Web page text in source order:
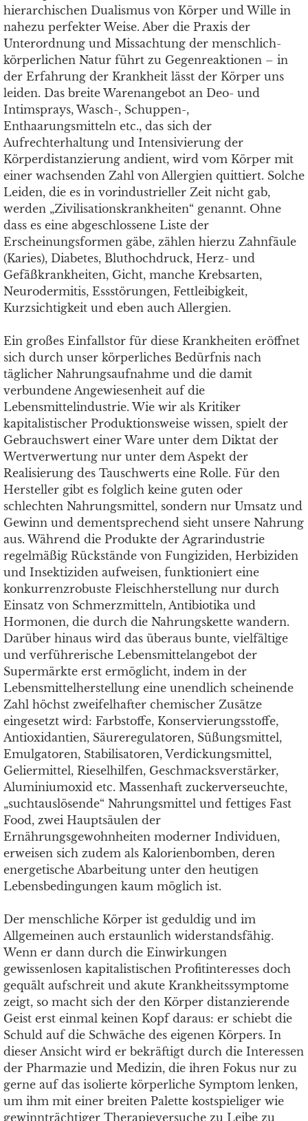
hierarchischen Dualismus von Körper und Wille in
nahezu perfekter Weise. Aber die Praxis der
Unterordnung und Missachtung der menschlich-
körperlichen Natur führt zu Gegenreaktionen – in
der Erfahrung der Krankheit lässt der Körper uns
leiden. Das breite Warenangebot an Deo- und
Intimsprays, Wasch-, Schuppen-,
Enthaarungsmitteln etc., das sich der
Aufrechterhaltung und Intensivierung der
Körperdistanzierung andient, wird vom Körper mit
einer wachsenden Zahl von Allergien quittiert. Solche
Leiden, die es in vorindustrieller Zeit nicht gab,
werden „Zivilisationskrankheiten“ genannt. Ohne
dass es eine abgeschlossene Liste der
Erscheinungsformen gäbe, zählen hierzu Zahnfäule
(Karies), Diabetes, Bluthochdruck, Herz- und
Gefäßkrankheiten, Gicht, manche Krebsarten,
Neurodermitis, Essstörungen, Fettleibigkeit,
Kurzsichtigkeit und eben auch Allergien.
Ein großes Einfallstor für diese Krankheiten eröffnet
sich durch unser körperliches Bedürfnis nach
täglicher Nahrungsaufnahme und die damit
verbundene Angewiesenheit auf die
Lebensmittelindustrie. Wie wir als Kritiker
kapitalistischer Produktionsweise wissen, spielt der
Gebrauchswert einer Ware unter dem Diktat der
Wertverwertung nur unter dem Aspekt der
Realisierung des Tauschwerts eine Rolle. Für den
Hersteller gibt es folglich keine guten oder
schlechten Nahrungsmittel, sondern nur Umsatz und
Gewinn und dementsprechend sieht unsere Nahrung
aus. Während die Produkte der Agrarindustrie
regelmäßig Rückstände von Fungiziden, Herbiziden
und Insektiziden aufweisen, funktioniert eine
konkurrenzrobuste Fleischherstellung nur durch
Einsatz von Schmerzmitteln, Antibiotika und
Hormonen, die durch die Nahrungskette wandern.
Darüber hinaus wird das überaus bunte, vielfältige
und verführerische Lebensmittelangebot der
Supermärkte erst ermöglicht, indem in der
Lebensmittelherstellung eine unendlich scheinende
Zahl höchst zweifelhafter chemischer Zusätze
eingesetzt wird: Farbstoffe, Konservierungsstoffe,
Antioxidantien, Säureregulatoren, Süßungsmittel,
Emulgatoren, Stabilisatoren, Verdickungsmittel,
Geliermittel, Rieselhilfen, Geschmacksverstärker,
Aluminiumoxid etc. Massenhaft zuckerverseuchte,
„suchtauslösende“ Nahrungsmittel und fettiges Fast
Food, zwei Hauptsäulen der
Ernährungsgewohnheiten moderner Individuen,
erweisen sich zudem als Kalorienbomben, deren
energetische Abarbeitung unter den heutigen
Lebensbedingungen kaum möglich ist.
Der menschliche Körper ist geduldig und im
Allgemeinen auch erstaunlich widerstandsfähig.
Wenn er dann durch die Einwirkungen
gewissenlosen kapitalistischen Profitinteresses doch
gequält aufschreit und akute Krankheitssymptome
zeigt, so macht sich der den Körper distanzierende
Geist erst einmal keinen Kopf daraus: er schiebt die
Schuld auf die Schwäche des eigenen Körpers. In
dieser Ansicht wird er bekräftigt durch die Interessen
der Pharmazie und Medizin, die ihren Fokus nur zu
gerne auf das isolierte körperliche Symptom lenken,
um ihm mit einer breiten Palette kostspieliger wie
gewinnträchtiger Therapieversuche zu Leibe zu